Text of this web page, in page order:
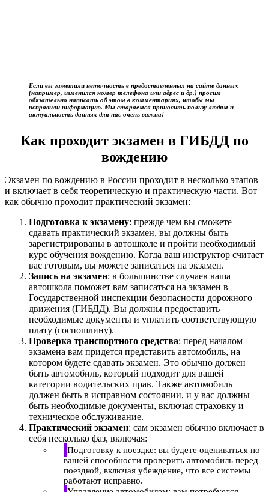
Если вы заметили неточность в предоставленных на сайте данных
(например, изменился номер телефона или адрес и др.) просим
обязательно написать об этом в комментариях, чтобы мы
исправили информацию. Мы стараемся приносить пользу людям и
актуальность данных для нас очень важна!
Как проходит экзамен в ГИБДД по
вождению
Экзамен по вождению в России проходит в несколько этапов
и включает в себя теоретическую и практическую части. Вот
как обычно проходит практический экзамен:
Подготовка к экзамену: прежде чем вы сможете
сдавать практический экзамен, вы должны быть
зарегистрированы в автошколе и пройти необходимый
курс обучения вождению. Когда ваш инструктор считает
вас готовым, вы можете записаться на экзамен.
Запись на экзамен: в большинстве случаев ваша
автошкола поможет вам записаться на экзамен в
Государственной инспекции безопасности дорожного
движения (ГИБДД). Вы должны предоставить
необходимые документы и уплатить соответствующую
плату (госпошлину).
Проверка транспортного средства: перед началом
экзамена вам придется представить автомобиль, на
котором будете сдавать экзамен. Это обычно должен
быть автомобиль, который подходит для вашей
категории водительских прав. Также автомобиль
должен быть в исправном состоянии, и у вас должны
быть необходимые документы, включая страховку и
техническое обслуживание.
Практический экзамен: сам экзамен обычно включает в
себя несколько фаз, включая:
Подготовку к поездке: вы будете оцениваться по
вашей способности проверить автомобиль перед
поездкой, включая убеждение, что все системы
работают исправно.